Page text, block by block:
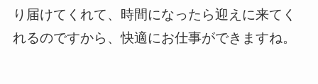
り届けてくれて、時間になったら迎えに来てく
れるのですから、快適にお仕事ができますね。